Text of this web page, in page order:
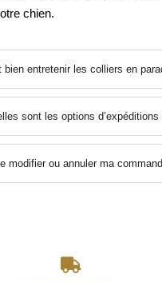
chien.
bien entretenir les colliers en
sont les options d’expéditions
modifier ou annuler ma